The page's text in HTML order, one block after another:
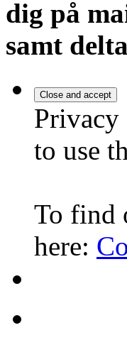
dig på
samt
Privacy
to use
To find
here: